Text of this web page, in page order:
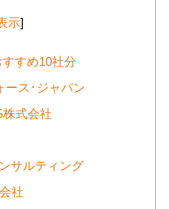
示]
すめ10社分
ース･ジャパン
式会社
サルティング
社